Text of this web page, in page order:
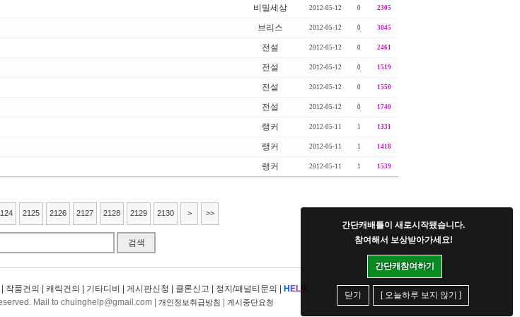
비밀세상 2012-05-12 0 2305
브리스 2012-05-12 0 3045
전설 2012-05-12 0 2461
전설 2012-05-12 0 1519
전설 2012-05-12 0 1550
전설 2012-05-12 0 1740
랭커 2012-05-11 1 1331
랭커 2012-05-11 1 1418
랭커 2012-05-11 1 1539
2125 2126 2127 2128 2129 2130 > >>
검색
작품건의 캐릭건의 기타디비 게시판신청 클론신고 정지/패널티문의 H EL X
Mail to chuinghelp@gmail.com | 개인정보취급방침 게시중단요청
간단캐배틀이 새로시작됐습니다.
참여해서 보상받아가세요!
간단캐참여하기
닫기 [ 오늘하루 보지 않기 ]